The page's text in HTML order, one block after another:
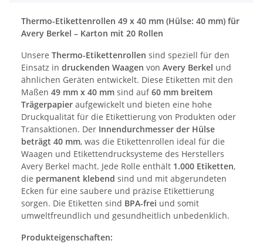
Thermo-Etikettenrollen 49 x 40 mm (Hülse: 40 mm) für
Avery Berkel – Karton mit 20 Rollen
Unsere Thermo-Etikettenrollen sind speziell für den
Einsatz in druckenden Waagen von Avery Berkel und
ähnlichen Geräten entwickelt. Diese Etiketten mit den
Maßen 49 mm x 40 mm sind auf60 mm breitem
Trägerpapier aufgewickelt und bieten eine hohe
Druckqualität für die Etikettierung von Produkten oder
Transaktionen. Der Innendurchmesser der Hülse
beträgt 40 mm, was die Etikettenrollen ideal für die
Waagen und Etikettendrucksysteme des Herstellers
Avery Berkel macht. Jede Rolle enthält 1.000 Etiketten,
die permanent klebend sind und mit abgerundeten
Ecken für eine saubere und präzise Etikettierung
sorgen. Die Etiketten sind BPA-frei und somit
umweltfreundlich und gesundheitlich unbedenklich.
Produkteigenschaften: